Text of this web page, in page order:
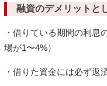
融資のデメリットと
・借りている期間の利
場が1〜4%）
・借りた資金には必ず返